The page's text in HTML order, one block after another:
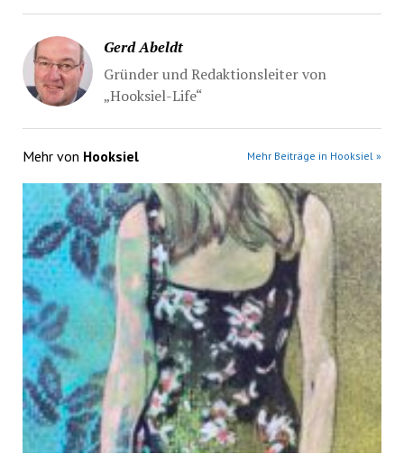
Gerd Abeldt
Gründer und Redaktionsleiter von
„Hooksiel-Life“
Mehr von Hooksiel Mehr Beiträge in Hooksiel »